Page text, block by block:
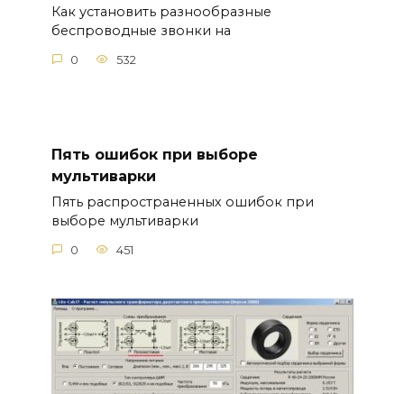
Как установить разнообразные
беспроводные звонки на
0 532
Пять ошибок при выборе
мультиварки
Пять распространенных ошибок при
выборе мультиварки
0 451